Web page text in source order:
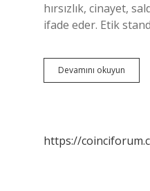
hırsızlık, cinayet,
ifade eder. Etik
Devamını okuyun
Ve
https://